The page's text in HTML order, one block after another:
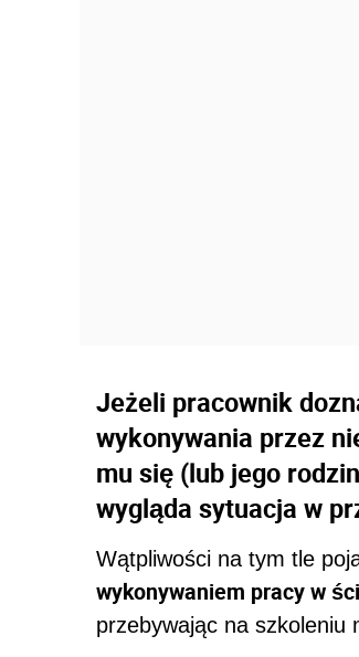
Jeżeli pracownik
wykonywania przez
mu się (lub jego
wygląda sytuacja w
Wątpliwości na tym tle
wykonywaniem pracy w
przebywając na szkoleniu